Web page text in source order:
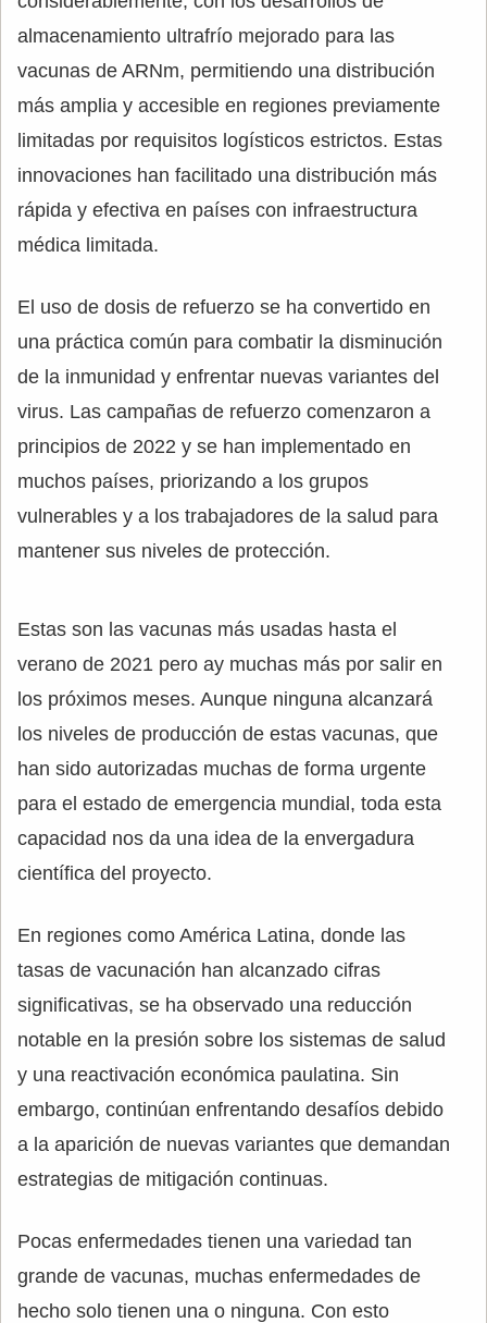
almacenamiento ultrafrío mejorado para las
vacunas de ARNm, permitiendo una distribución
más amplia y accesible en regiones previamente
limitadas por requisitos logísticos estrictos. Estas
innovaciones han facilitado una distribución más
rápida y efectiva en países con infraestructura
médica limitada.
El uso de dosis de refuerzo se ha convertido en
una práctica común para combatir la disminución
de la inmunidad y enfrentar nuevas variantes del
virus. Las campañas de refuerzo comenzaron a
principios de 2022 y se han implementado en
muchos países, priorizando a los grupos
vulnerables y a los trabajadores de la salud para
mantener sus niveles de protección.
Estas son las vacunas más usadas hasta el
verano de 2021 pero ay muchas más por salir en
los próximos meses. Aunque ninguna alcanzará
los niveles de producción de estas vacunas, que
han sido autorizadas muchas de forma urgente
para el estado de emergencia mundial, toda esta
capacidad nos da una idea de la envergadura
científica del proyecto.
En regiones como América Latina, donde las
tasas de vacunación han alcanzado cifras
significativas, se ha observado una reducción
notable en la presión sobre los sistemas de salud
y una reactivación económica paulatina. Sin
embargo, continúan enfrentando desafíos debido
a la aparición de nuevas variantes que demandan
estrategias de mitigación continuas.
Pocas enfermedades tienen una variedad tan
grande de vacunas, muchas enfermedades de
hecho solo tienen una o ninguna. Con esto